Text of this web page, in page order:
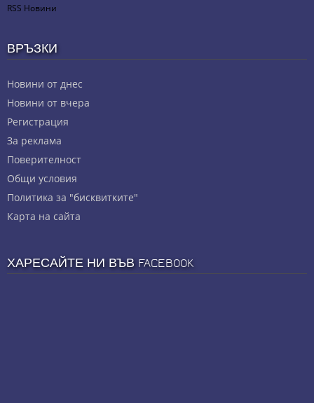
RSS Новини
ВРЪЗКИ
Новини от днес
Новини от вчера
Регистрация
За реклама
Πoвepитeлнocт
Общи условия
Политика за "бисквитките"
Карта на сайта
ХАРЕСАЙТЕ НИ ВЪВ FACEBOOK